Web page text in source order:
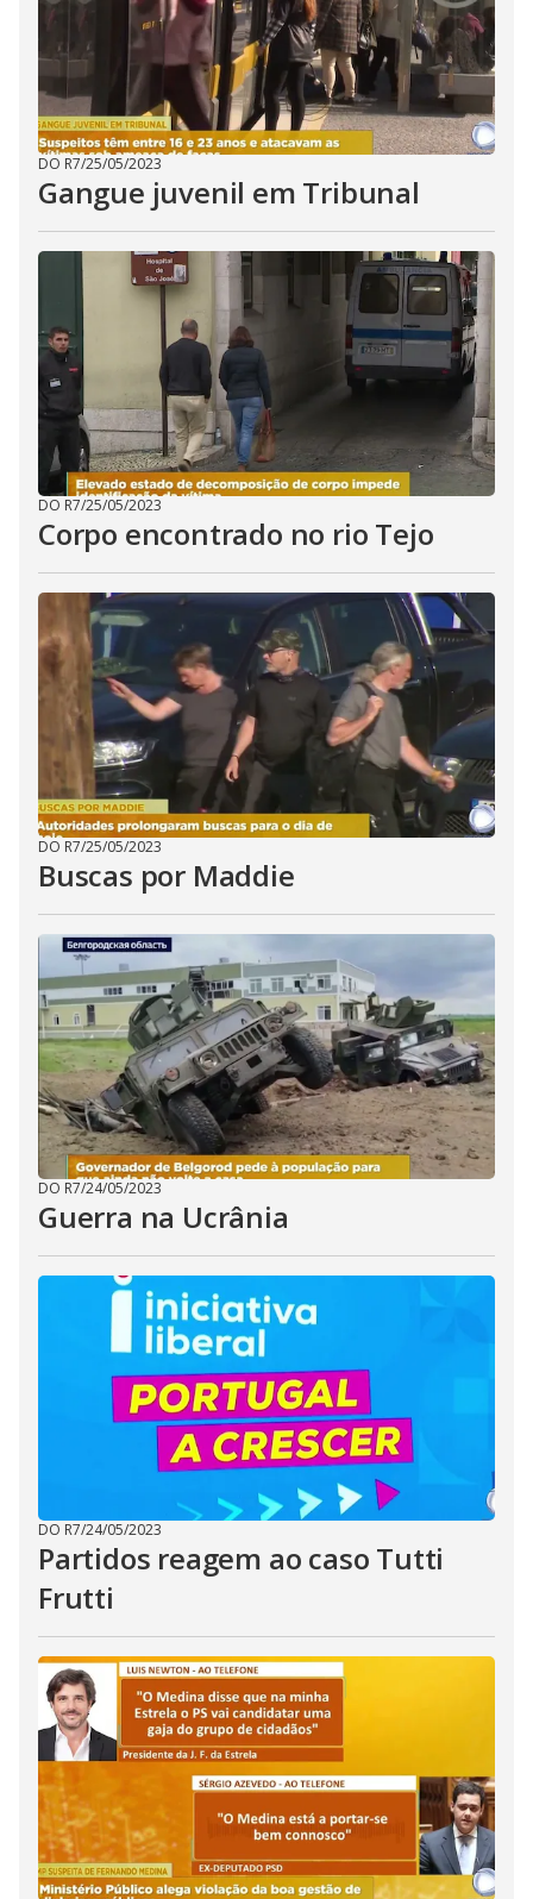
DO R7/25/05/2023
Gangue juvenil em Tribunal
DO R7/25/05/2023
Corpo encontrado no rio Tejo
DO R7/25/05/2023
Buscas por Maddie
DO R7/24/05/2023
Guerra na Ucrânia
DO R7/24/05/2023
Partidos reagem ao caso Tutti
Frutti